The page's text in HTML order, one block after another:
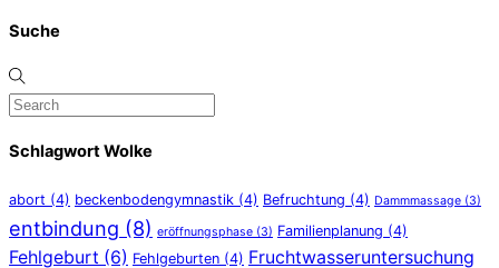
Suche
Schlagwort Wolke
abort (4) beckenbodengymnastik (4) Befruchtung (4) Dammmassage (3)
entbindung (8) eröffnungsphase (3) Familienplanung (4)
Fehlgeburt (6) Fehlgeburten (4) Fruchtwasseruntersuchung